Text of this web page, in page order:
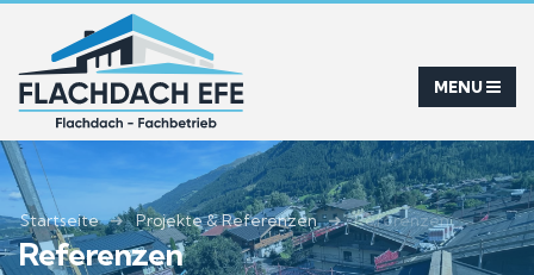
Startseite Projekte & Referenzen Referenzen
Referenzen